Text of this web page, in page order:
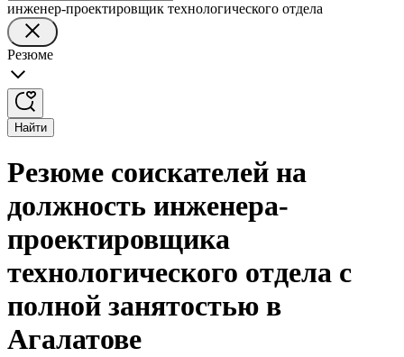
инженер-проектировщик технологического отдела
Резюме
Найти
Резюме соискателей на
должность инженера-
проектировщика
технологического отдела с
полной занятостью в
Агалатове